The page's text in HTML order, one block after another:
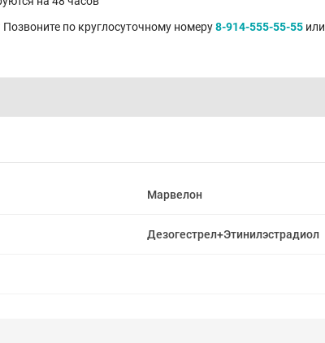
по круглосуточному номеру8-914-555-55-55 или
Марвелон
Дезогестрел+Этинилэстрадиол